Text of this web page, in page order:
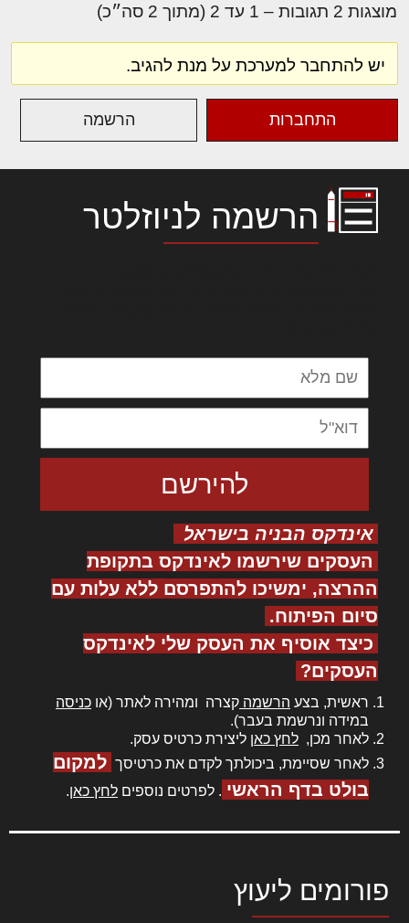
מוצגות 2 תגובות – 1 עד 2 (מתוך 2 סה״כ)
יש להתחבר למערכת על מנת להגיב.
התחברות הרשמה
הרשמה לניוזלטר
אינדקס הבניה בישראל
העסקים שירשמו לאינדקס בתקופת
ההרצה, ימשיכו להתפרסם ללא עלות עם
סיום הפיתוח.
כיצד אוסיף את העסק שלי לאינדקס
העסקים?
ראשית, בצע הרשמה קצרה ומהירה לאתר (או כניסה
במידה ונרשמת בעבר).
לאחר מכן, לחץ כאן ליצירת כרטיס עסק.
לאחר שסיימת, ביכולתך לקדם את כרטיסך למקום
בולט בדף הראשי . לפרטים נוספים לחץ כאן.
פורומים ליעוץ